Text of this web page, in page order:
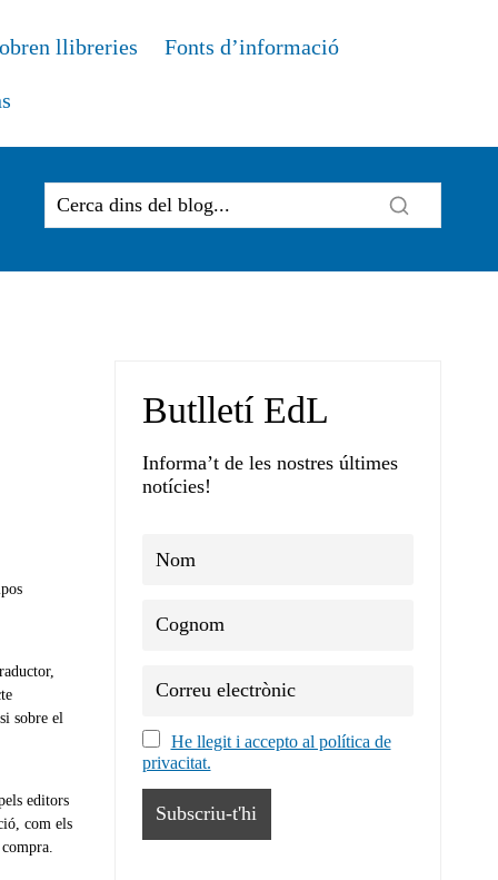
llibreries Fonts d’informació
sobre el
editors
com els
Butlletí EdL
Informa’t de les nostres últimes
notícies!
He llegit i accepto al política de
privacitat.